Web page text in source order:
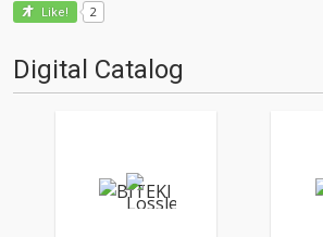
Like! 2
Digital Catalog